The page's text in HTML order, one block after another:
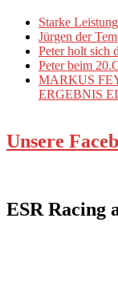
Starke
Jürgen der
Peter holt sich
Peter beim
MARKUS
ERGEBNIS
Unsere
ESR Racing